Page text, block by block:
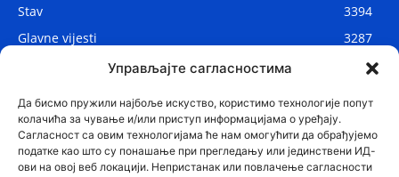
Управљајте сагласностима
Да бисмо пружили најбоље искуство, користимо технологије попут
колачића за чување и/или приступ информацијама о уређају.
Сагласност са овим технологијама ће нам омогућити да обрађујемо
податке као што су понашање при прегледању или јединствени ИД-
ови на овој веб локацији. Непристанак или повлачење сагласности
Stav
3394
Glavne vijesti
3287
2910